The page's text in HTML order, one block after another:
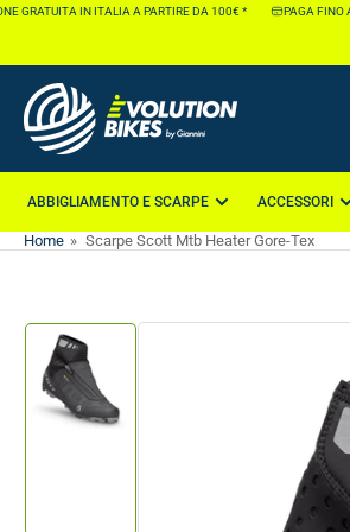
Vai
ai
contenuti
IN ITALIA A PARTIRE DA 100€ * PAGA FINO A
ABBIGLIAMENTO E SCARPE ACCESSORI
Home » Scarpe Scott Mtb Heater Gore-Tex
Vai
direttamente
alle
informazioni